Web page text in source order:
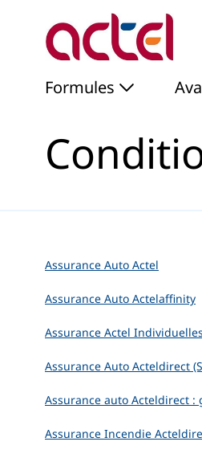
Saut au contenu principal
Conditions
Formules
Assurance Auto Actel
Assurance Auto Actelaffinity
Assurance Actel
Assurance Auto Acteldirect
Assurance auto Acteldirect :
Assurance Incendie